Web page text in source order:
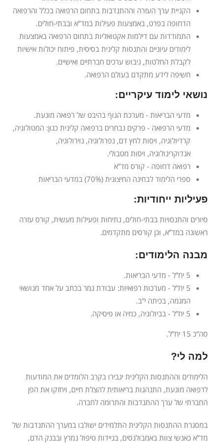
הקניית ערך העזרה וההתנדבות בתחום הרפואה בכלל והרפואה
הדחופה בפרט, באמצעות פעילות במד”א ובבתי-חולים.
התמודדות עם דילמות אקטואליות בתחום הרפואה באמצעות
לימודים עיוניים והתנסות קלינית בסיסית, פיתוח יכולות אישיות
לקבלת החלטות, גיבוש ערכים חברתיים ואישיים.
חשיפה לידע מתקדם בעולם הרפואה.
נושאי לימוד עיקריים:
מדעי הבריאות - מערכת הגוף בהיבט של רפואה מונעת.
מדעי הרפואה - פרקים נבחרים ברפואה קלינית כגון: המטולוגיה,
קרדיולוגיה, ויסות לחץ דם, נפרולוגיה, נוירולוגיה,
אנדוקרינולוגיה, ויסות מטבולי.
רפואה דחופה - קורס מד”א
ספרי הלימוד לבחינה החיצונית (70%) במדעי הבריאות
פעיליות ייחודיות:
סיורים והתנסויות בבתי-חולים, נתיחות ופעילות מעשית, קורס עזרה
ראשונה במד”א, וכן קורסים מתקדמים.
מבנה הלימודים:
5 יח”ל - מדעי הבריאות.
5 יח”ל - מערכות רפואיות: עבודת גמר בכתב על אחד מנושאי
המגמה, בכיתה י”ב.
5 יח”ל - בביולוגיה, כמיה או פיסיקה.
סה”כ 15 יח”ל.
למה לי?
הלימודים וההתנסות הקלינית יגבירו בקרב הלומדים את המודעות
לרפואה מונעת, התנהגות בריאותית להצלת חיים, ויחזקו את הפן
החברתי של ערך ההתנדבות והתרומה לחברה.
במסגרת ההתנסות הקלינית התלמידים ישולבו במערך ההתנדבות של
מד”א כאנשי צוות באמבולנסים, בניידות טיפול נמרץ ובבנק הדם,